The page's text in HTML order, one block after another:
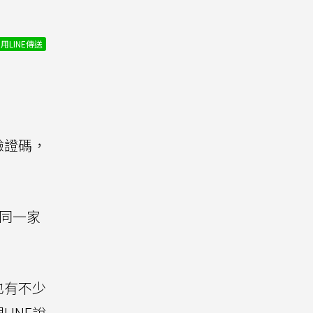
用LINE傳送
碼，
一家
不少